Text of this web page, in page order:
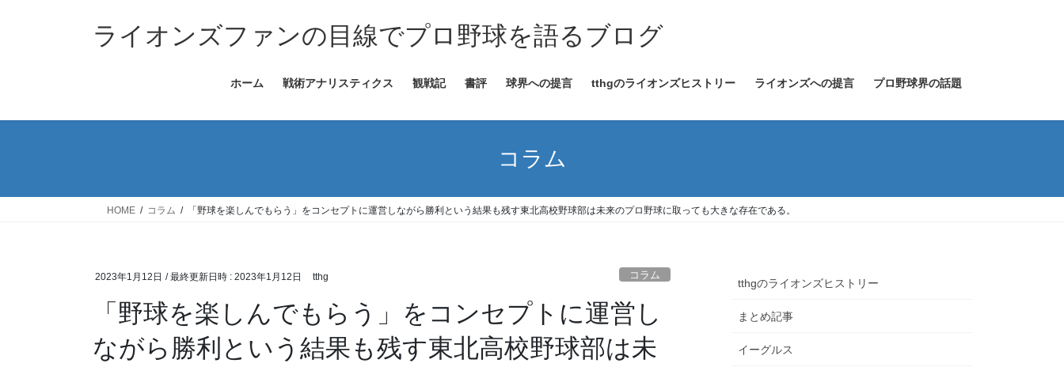
ス
ン
ライオンズファンの目線でプロ野球を語るブログ
ホーム 戦術アナリスティクス 観戦記 書評 球界への提言 tthgのライオンズヒストリー ライオンズへの提言 プロ野球界の話題
コラム
HOME コラム 「野球を楽しんでもらう」をコンセプトに運営しながら勝利という結果も残す東北高校野球部は未来のプロ野球に取っても大きな存在である。
2023年1月12日 / 最終更新日時 : 2023年1月12日 tthg コラム
「野球を楽しんでもらう」をコンセプトに運営し
ながら勝利という結果も残す東北高校野球部は未
tthgのライオンズヒストリー
まとめ記事
イーグルス